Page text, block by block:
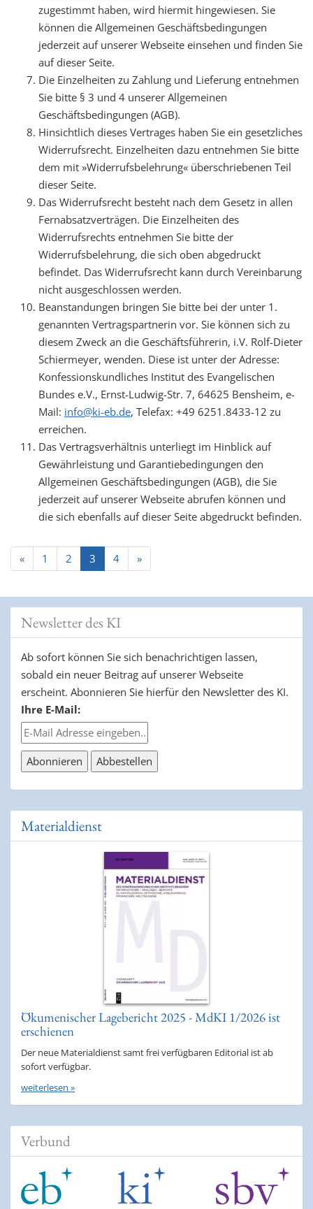
zugestimmt haben, wird hiermit hingewiesen. Sie
können die Allgemeinen Geschäftsbedingungen
jederzeit auf unserer Webseite einsehen und finden Sie
auf dieser Seite.
Die Einzelheiten zu Zahlung und Lieferung entnehmen
Sie bitte § 3 und 4 unserer Allgemeinen
Geschäftsbedingungen (AGB).
Hinsichtlich dieses Vertrages haben Sie ein gesetzliches
Widerrufsrecht. Einzelheiten dazu entnehmen Sie bitte
dem mit »Widerrufsbelehrung« überschriebenen Teil
dieser Seite.
Das Widerrufsrecht besteht nach dem Gesetz in allen
Fernabsatzverträgen. Die Einzelheiten des
Widerrufsrechts entnehmen Sie bitte der
Widerrufsbelehrung, die sich oben abgedruckt
befindet. Das Widerrufsrecht kann durch Vereinbarung
nicht ausgeschlossen werden.
Beanstandungen bringen Sie bitte bei der unter 1.
genannten Vertragspartnerin vor. Sie können sich zu
diesem Zweck an die Geschäftsführerin, i.V. Rolf-Dieter
Schiermeyer, wenden. Diese ist unter der Adresse:
Konfessionskundliches Institut des Evangelischen
Bundes e.V., Ernst-Ludwig-Str. 7, 64625 Bensheim, e-
Mail: info@ki-eb.de, Telefax: +49 6251.8433-12 zu
erreichen.
Das Vertragsverhältnis unterliegt im Hinblick auf
Gewährleistung und Garantiebedingungen den
Allgemeinen Geschäftsbedingungen (AGB), die Sie
jederzeit auf unserer Webseite abrufen können und
die sich ebenfalls auf dieser Seite abgedruckt befinden.
« 1 2 3 4 »
Newsletter des KI
Ab sofort können Sie sich benachrichtigen lassen,
sobald ein neuer Beitrag auf unserer Webseite
erscheint. Abonnieren Sie hierfür den Newsletter des KI.
Ihre E-Mail:
Materialdienst
Ökumenischer Lagebericht 2025 - MdKI 1/2026 ist
erschienen
Der neue Materialdienst samt frei verfügbaren Editorial ist ab
sofort verfügbar.
weiterlesen »
Verbund